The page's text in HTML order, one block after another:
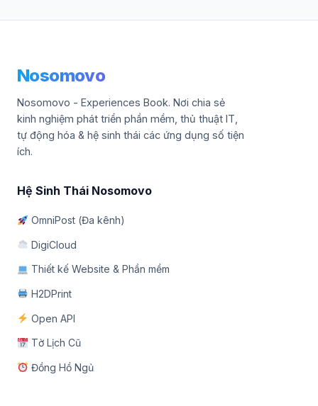
Nosomovo
Nosomovo - Experiences Book. Nơi chia sẻ
kinh nghiệm phát triển phần mềm, thủ thuật IT,
tự động hóa & hệ sinh thái các ứng dụng số tiện
ích.
Hệ Sinh Thái Nosomovo
OmniPost (Đa kênh)
DigiCloud
Thiết kế Website & Phần mềm
H2DPrint
Open API
Tờ Lịch Cũ
Đồng Hồ Ngủ